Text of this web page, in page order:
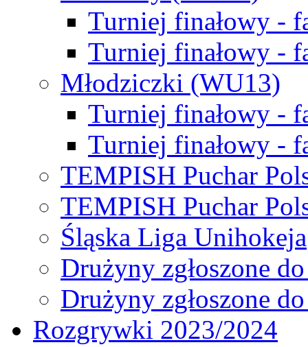
Turniej finałowy -
Turniej finałowy -
Młodziczki (WU13)
Turniej finałowy -
Turniej finałowy -
TEMPISH Puchar
TEMPISH Puchar
Śląska Liga Unihokeja
Drużyny zgłoszone
Drużyny zgłoszone
Rozgrywki 2023/2024